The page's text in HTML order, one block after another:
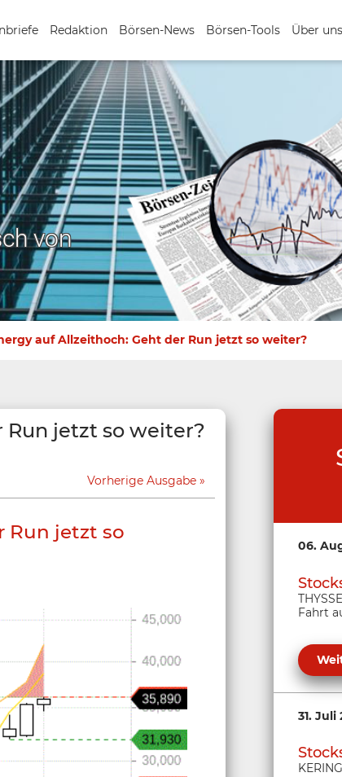
Redaktion Börsen-News Börsen-Tools Über uns
von
auf Allzeithoch: Geht der Run jetzt so weiter?
Run jetzt so weiter?
Vorherige Ausgabe
Run jetzt so
06.
Fahrt
31. Juli